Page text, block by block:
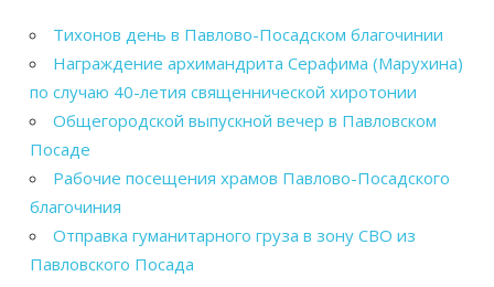
Тихонов день в Павлово-Посадском благочинии
Награждение архимандрита Серафима (Марухина)
по случаю 40-летия священнической хиротонии
Общегородской выпускной вечер в Павловском
Посаде
Рабочие посещения храмов Павлово-Посадского
благочиния
Отправка гуманитарного груза в зону СВО из
Павловского Посада